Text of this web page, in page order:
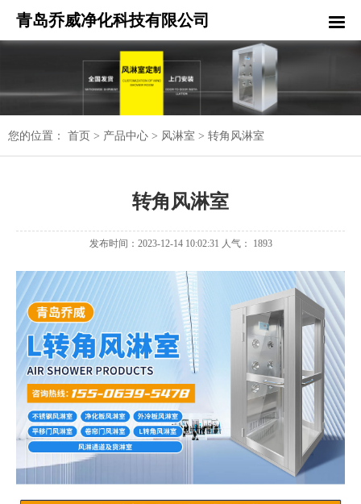
青岛乔威净化科技有限公司
您的位置： 首页 > 产品中心 > 风淋室 > 转角风淋室
转角风淋室
发布时间：2023-12-14 10:02:31 人气： 1893